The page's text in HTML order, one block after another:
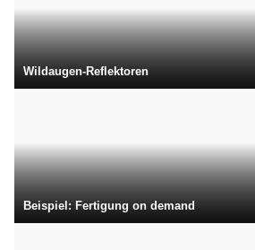
Wildaugen-Reflektoren
Beispiel: Fertigung on demand